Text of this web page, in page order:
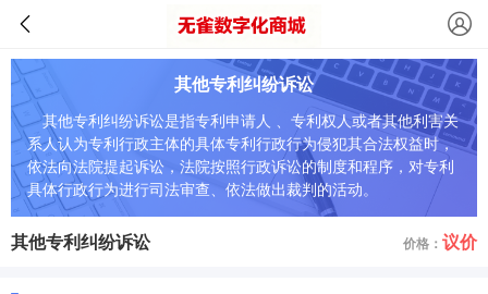
其他专利纠纷诉讼
其他专利纠纷诉讼是指专利申请人 、专利权人或者其他利害关
系人认为专利行政主体的具体专利行政行为侵犯其合法权益时，
依法向法院提起诉讼，法院按照行政诉讼的制度和程序，对专利
具体行政行为进行司法审查、依法做出裁判的活动。
其他专利纠纷诉讼 价格： 议价